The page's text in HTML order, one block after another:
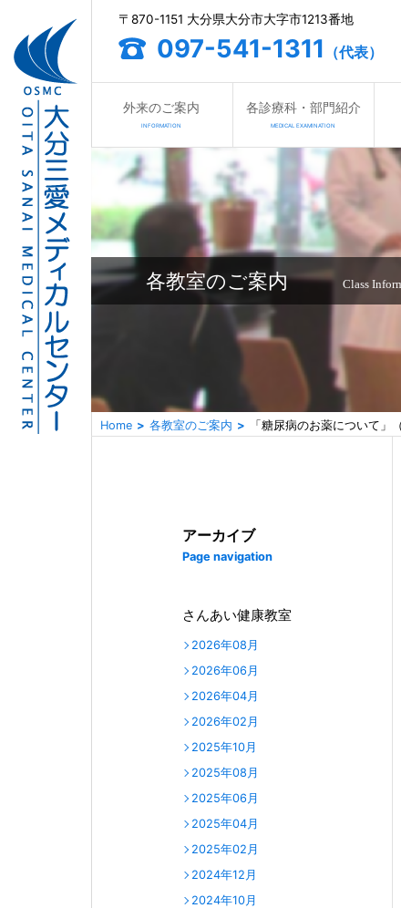
〒870-1151 大分県大分市大字市1213番地
097-541-1311 （代表）
外来のご案内
INFORMATION
各診療科・部門紹介
MEDICAL EXAMINATION
各教室のご案内 Class
Home 各教室のご案内 「糖尿病のお薬について」
アーカイブ
Page navigation
さんあい健康教室
2026年08月
2026年06月
2026年04月
2026年02月
2025年10月
2025年08月
2025年06月
2025年04月
2025年02月
2024年12月
2024年10月